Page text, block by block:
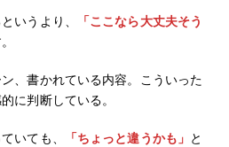
いうより、
「ここなら大丈夫そう
、書かれている内容。こういった
に判断している。
いても、 「ちょっと違うかも」 と